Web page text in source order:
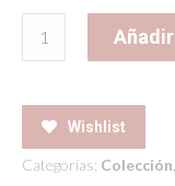
MUSTANG
EARRINGS
cantidadWishlist
Categorías: Colección